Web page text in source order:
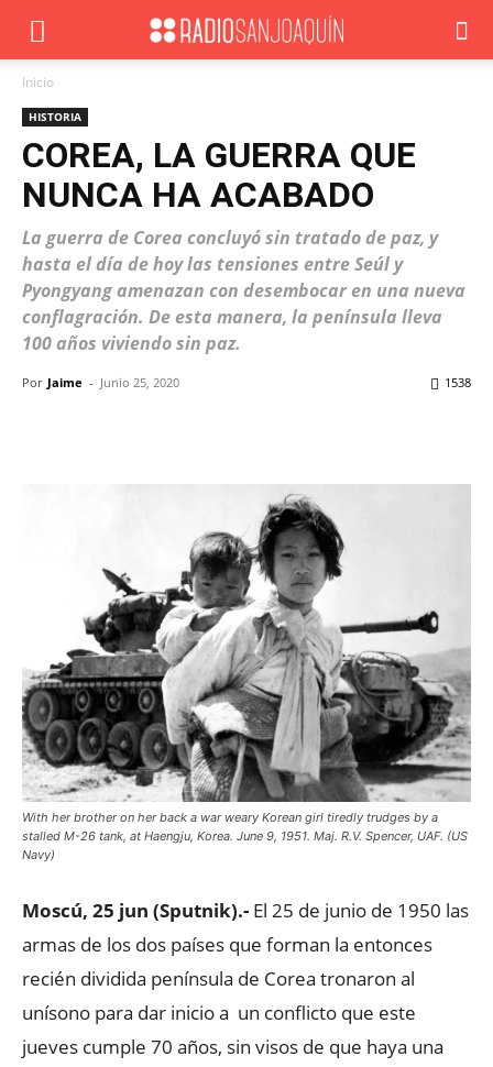
Inicio
HISTORIA
COREA, LA GUERRA QUE
NUNCA HA ACABADO
La guerra de Corea concluyó sin tratado de paz, y
hasta el día de hoy las tensiones entre Seúl y
Pyongyang amenazan con desembocar en una nueva
conflagración. De esta manera, la península lleva
100 años viviendo sin paz.
Por Jaime - Junio 25, 2020 1538
With her brother on her back a war weary Korean girl tiredly trudges by a
stalled M-26 tank, at Haengju, Korea. June 9, 1951. Maj. R.V. Spencer, UAF. (US
Navy)
Moscú, 25 jun (Sputnik).- El 25 de junio de 1950 las
armas de los dos países que forman la entonces
recién dividida península de Corea tronaron al
unísono para dar inicio a un conflicto que este
jueves cumple 70 años, sin visos de que haya una